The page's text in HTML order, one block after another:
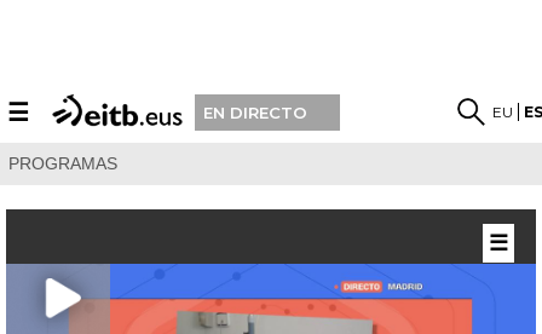
☰ EN DIRECTO EU
PROGRAMAS
☰